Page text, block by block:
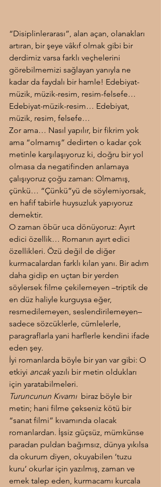
“Disiplinlerarası”, alan açan, olanakları
artıran, bir şeye vâkıf olmak gibi bir
derdimiz varsa farklı veçhelerini
görebilmemizi sağlayan yanıyla ne
kadar da faydalı bir hamle! Edebiyat-
müzik, müzik-resim, resim-felsefe…
Edebiyat-müzik-resim… Edebiyat,
müzik, resim, felsefe…
Zor ama… Nasıl yapılır, bir fikrim yok
ama “olmamış” dedirten o kadar çok
metinle karşılaşıyoruz ki, doğru bir yol
olmasa da negatifinden anlamaya
çalışıyoruz çoğu zaman: Olmamış,
çünkü… “Çünkü”yü de söylemiyorsak,
en hafif tabirle huysuzluk yapıyoruz
demektir.
O zaman öbür uca dönüyoruz: Ayırt
edici özellik… Romanın ayırt edici
özellikleri. Özü değil de diğer
kurmacalardan farklı kılan yanı. Bir adım
daha gidip en uçtan bir yerden
söylersek filme çekilemeyen –triptik de
en düz haliyle kurguysa eğer,
resmedilemeyen, seslendirilemeyen–
sadece sözcüklerle, cümlelerle,
paragraflarla yani harflerle kendini ifade
eden şey.
İyi romanlarda böyle bir yan var gibi: O
etkiyi ancak yazılı bir metin oldukları
için yaratabilmeleri.
Turuncunun Kıvamı biraz böyle bir
metin; hani filme çekseniz kötü bir
“sanat filmi” kıvamında olacak
romanlardan. İşsiz güçsüz, mümkünse
paradan puldan bağımsız, dünya yıkılsa
da okurum diyen, okuyabilen ‘tuzu
kuru’ okurlar için yazılmış, zaman ve
emek talep eden, kurmacamı kurcala